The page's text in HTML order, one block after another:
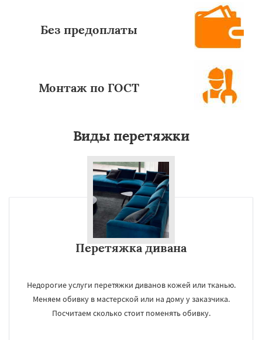
Без предоплаты
Монтаж по ГОСТ
Виды перетяжки
Перетяжка дивана
Недорогие услуги перетяжки диванов кожей или тканью.
Меняем обивку в мастерской или на дому у заказчика.
Посчитаем сколько стоит поменять обивку.